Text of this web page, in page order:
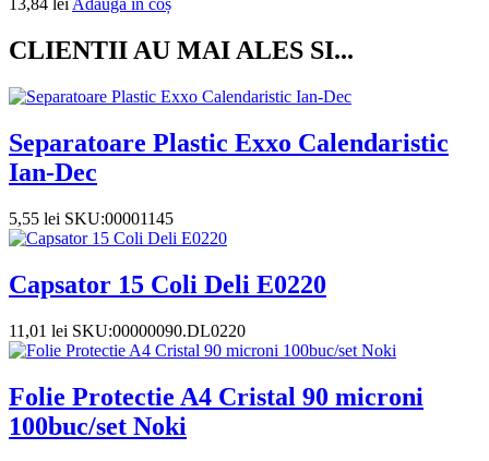
13,84 lei Adaugă în coș
CLIENTII AU MAI ALES SI...
Separatoare Plastic Exxo Calendaristic
Ian-Dec
5,55 lei SKU:00001145
Capsator 15 Coli Deli E0220
11,01 lei SKU:00000090.DL0220
Folie Protectie A4 Cristal 90 microni
100buc/set Noki